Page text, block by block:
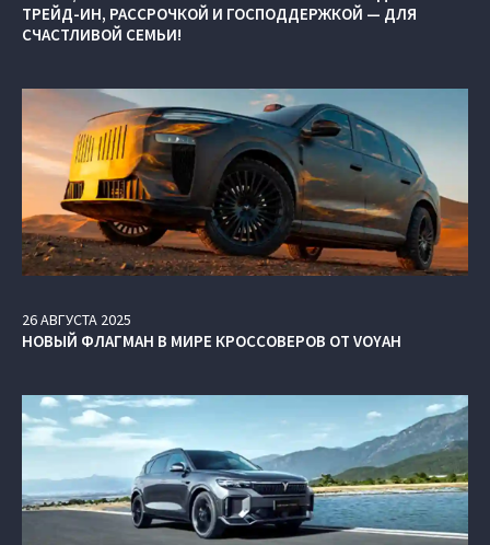
ТРЕЙД-ИН, РАССРОЧКОЙ И ГОСПОДДЕРЖКОЙ — ДЛЯ
СЧАСТЛИВОЙ СЕМЬИ!
26АВГУСТА 2025
НОВЫЙ ФЛАГМАН В МИРЕ КРОССОВЕРОВ ОТ VOYAH